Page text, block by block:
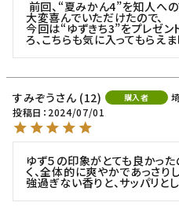
大変喜んでいただけたので、
今回は“ゆずきち3”をプレゼン
ろ、こちらも気に入ってもらえ
すみぞう 12 購入者
投稿日
2024/07/01
ゆず５の印象がとても良かった
く、全体的に爽やかであっさり
強過ぎない香りと、サッパリと